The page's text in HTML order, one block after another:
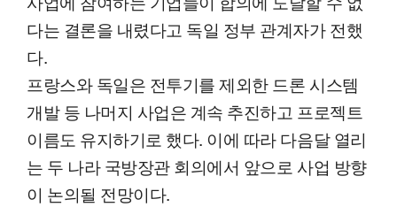
다는 결론을 내렸다고 독일 정부 관계자가 전했
다.
프랑스와 독일은 전투기를 제외한 드론 시스템
개발 등 나머지 사업은 계속 추진하고 프로젝트
이름도 유지하기로 했다. 이에 따라 다음달 열리
는 두 나라 국방장관 회의에서 앞으로 사업 방향
이 논의될 전망이다.